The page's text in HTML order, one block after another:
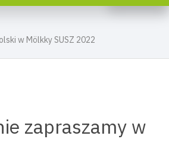
w Mölkky SUSZ 2022
zapraszamy w